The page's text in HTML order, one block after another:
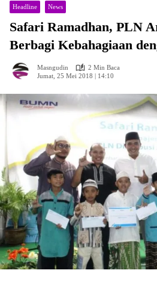
Headline News
Safari Ramadhan, PLN
Berbagi Kebahagiaan
Masngudin
2 Min Baca
Jumat, 25 Mei 2018 | 14:10